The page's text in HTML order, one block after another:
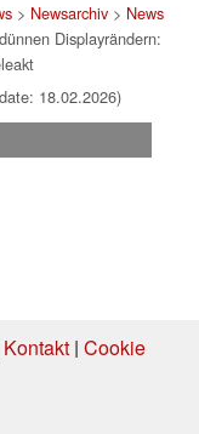
> Newsarchiv> News
Displayrändern:
18.02.2026)
Kontakt| Cookie